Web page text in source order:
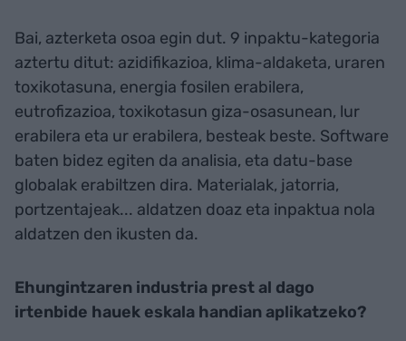
Bai, azterketa osoa egin dut. 9 inpaktu-kategoria
aztertu ditut: azidifikazioa, klima-aldaketa, uraren
toxikotasuna, energia fosilen erabilera,
eutrofizazioa, toxikotasun giza-osasunean, lur
erabilera eta ur erabilera, besteak beste. Software
baten bidez egiten da analisia, eta datu-base
globalak erabiltzen dira. Materialak, jatorria,
portzentajeak... aldatzen doaz eta inpaktua nola
aldatzen den ikusten da.
Ehungintzaren industria prest al dago
irtenbide hauek eskala handian aplikatzeko?